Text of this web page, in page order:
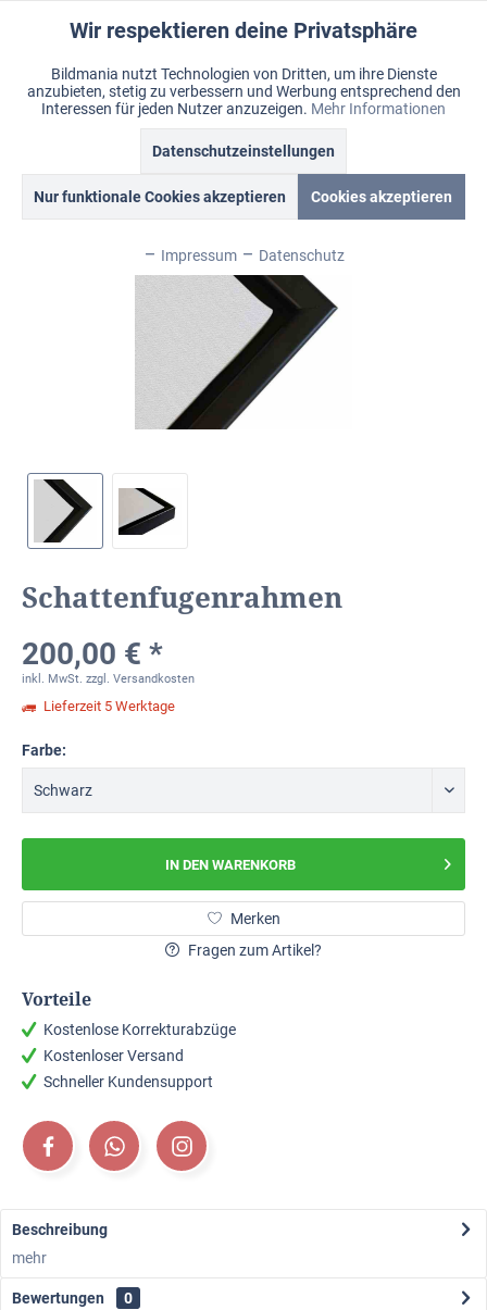
Warenkorb
Merkzettel Mein Konto
Menü
Schattenfugenrahmen
Schattenfugenrahmen
200,00 € *
inkl. MwSt. zzgl. Versandkosten
Lieferzeit 5 Werktage
Farbe:
IN DEN WARENKORB
Merken
Fragen zum Artikel?
Vorteile
Kostenlose Korrekturabzüge
Kostenloser Versand
Schneller Kundensupport
Beschreibung
mehr
Bewertungen
0
Funktionale Aktiv
Marketing Inaktiv
Inaktiv
Wir respektieren deine Privatsphäre
Bildmania nutzt Technologien von Dritten, um ihre Dienste
anzubieten, stetig zu verbessern und Werbung entsprechend den
Interessen für jeden Nutzer anzuzeigen. Mehr Informationen
Datenschutzeinstellungen
Nur funktionale Cookies akzeptieren Cookies akzeptieren
Impressum Datenschutz